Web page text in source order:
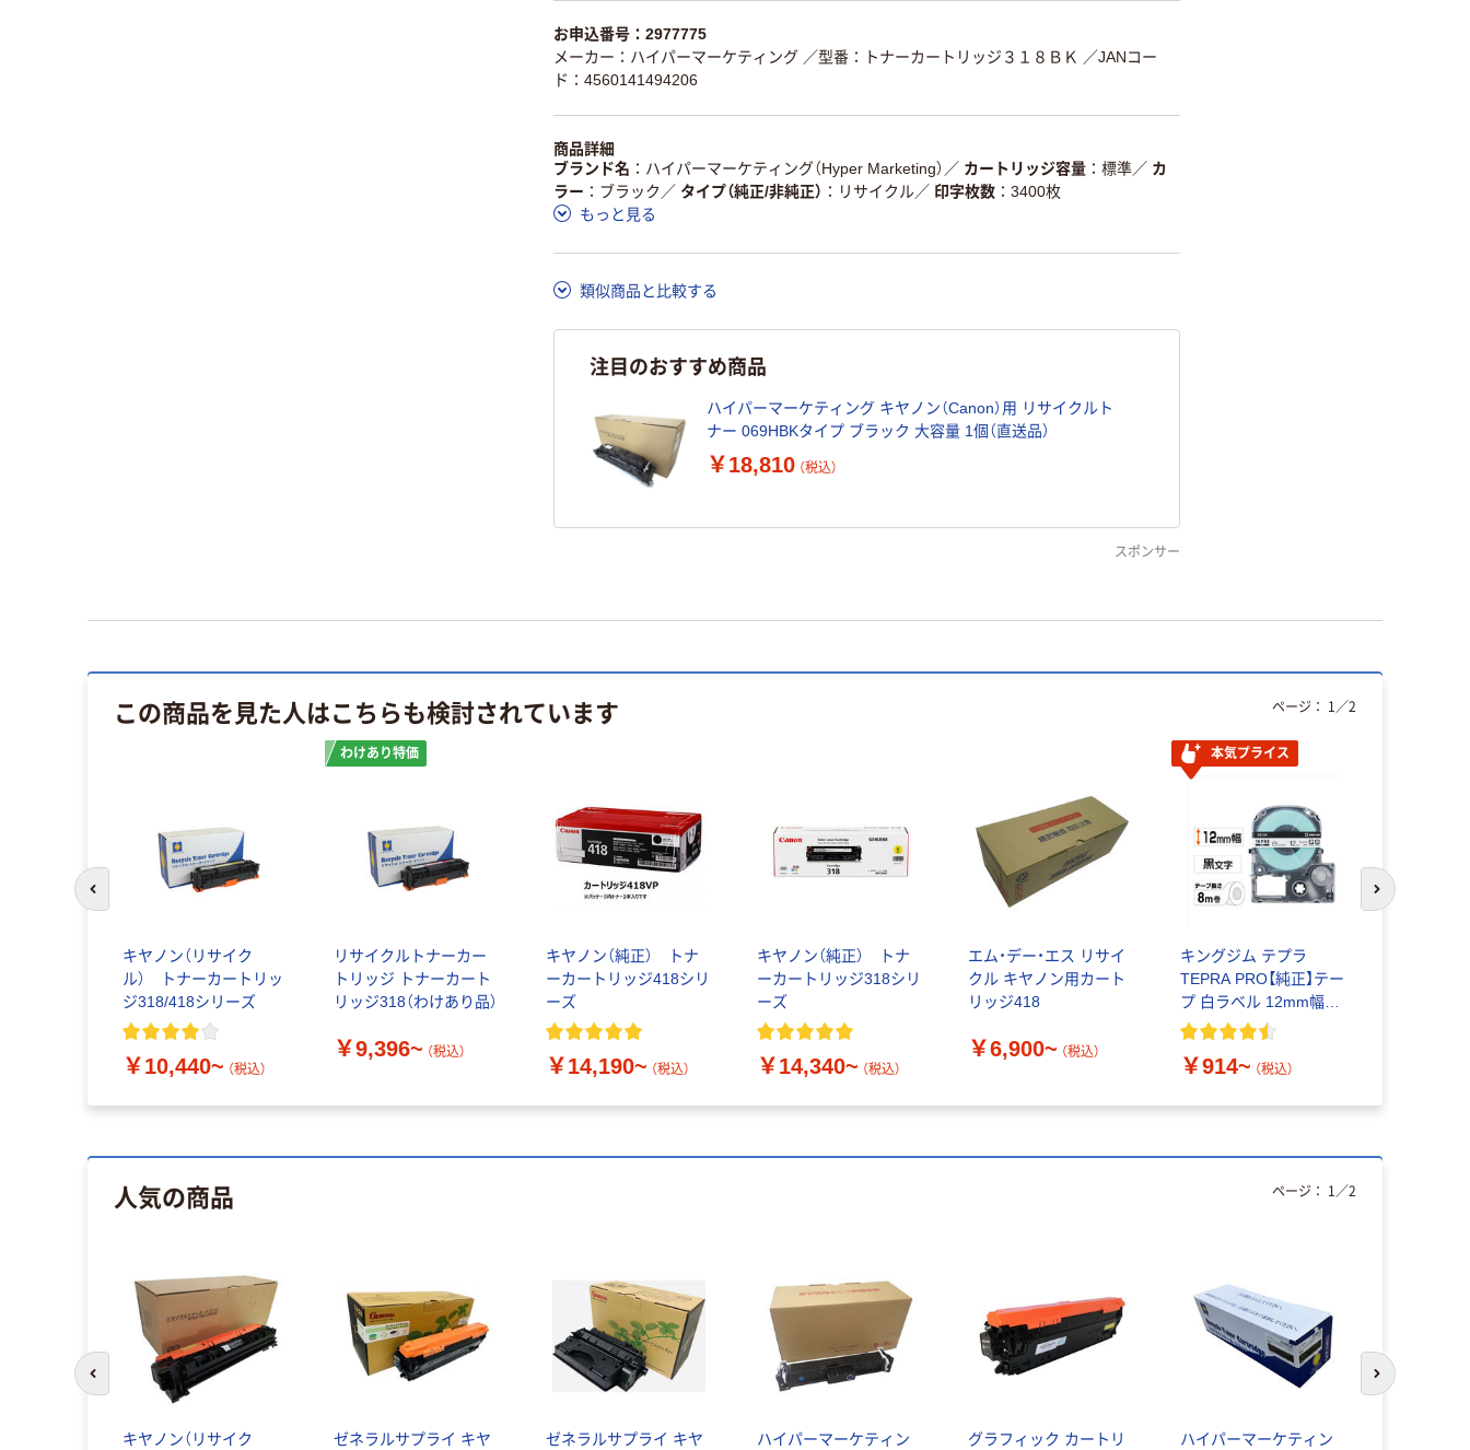
お申込番号：2977775
メーカー：ハイパーマーケティング ／型番：トナーカートリッジ３１８ＢＫ
／JANコー
ド：4560141494206
商品詳細
ブランド名
ハイパーマーケティング（Hyper Marketing） ／ カートリッジ容量 標準／ カ
ラー
ブラック ／ タイプ（純正/非純正） リサイクル／ 印字枚数
3400枚
もっと見る
類似商品と比較する
注目のおすすめ商品
ハイパーマーケティング キヤノン（Canon）用 リサイクルト
ナー 069HBKタイプ ブラック 大容量 1個（直送品）
￥18,810 （税込）
スポンサー
この商品を見た人はこちらも検討されています
キヤノン（リサイク
ル） トナーカートリッ
ジ318/418シリーズ
￥10,440~ （税込）
わけあり特価
リサイクルトナーカー
トリッジ トナーカート
リッジ318（わけあり品）
￥9,396~ （税込）
キヤノン（純正） トナ
ーカートリッジ418シリ
ーズ
￥14,190~ （税込）
キヤノン（純正） トナ
ーカートリッジ318シリ
ーズ
￥14,340~ （税込）
エム・デー・エス リサイ
クル キヤノン用カート
リッジ418
￥6,900~ （税込）
本気プライス
キングジム テプラ
TEPRA PRO【純正】テー
プ 白ラベル 12mm幅
（黒文字）
￥914~ （税込）
ページ： 1 ／2
次のスライド
人気の商品
キヤノン（リサイク
ゼネラルサプライ キヤ
ゼネラルサプライ キヤ
ハイパーマーケティン
グラフィック カートリ
ハイパーマーケティン
ページ： 1 ／2
前のスライドへ 次のスライド